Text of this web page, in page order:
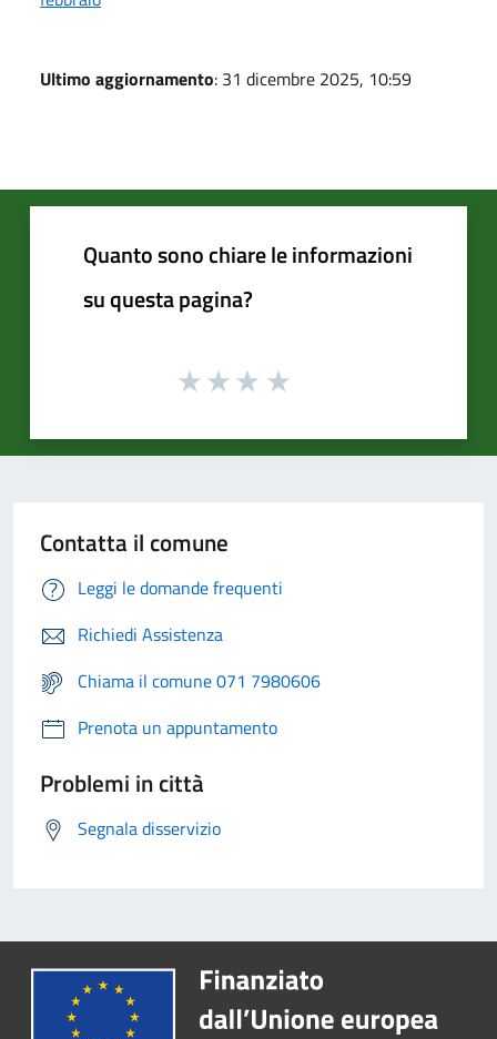
Ultimo aggiornamento: 31 dicembre 2025, 10:59
Quanto sono chiare le informazioni
su questa pagina?
Contatta il comune
Leggi le domande frequenti
Richiedi Assistenza
Chiama il comune 071 7980606
Prenota un appuntamento
Problemi in città
Segnala disservizio